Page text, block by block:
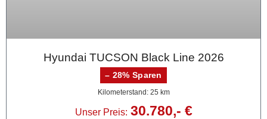
Hyundai TUCSON Black Line 2026
– 28% Sparen
Kilometerstand: 25 km
Unser Preis: 30.780,- €